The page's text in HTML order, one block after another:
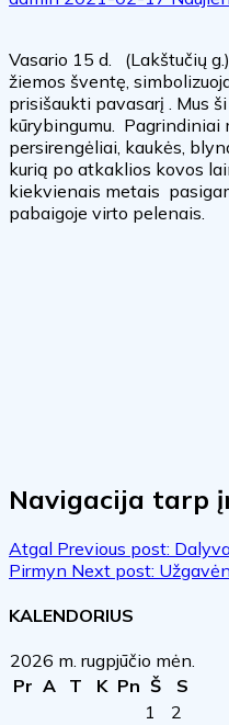
Vasario 15 d. (Lakštučių
žiemos šventę,
prisišaukti pavasarį . Mus
kūrybingumu.
persirengėliai, kaukės,
kurią po atkaklios kovos
kiekvienais metais
pabaigoje virto pelenais.
Navigacija tarp
Atgal Previous post:
Pirmyn Next post:
KALENDORIUS
2026 m. rugpjūčio mėn.
Pr A T K Pn Š
S
1
2